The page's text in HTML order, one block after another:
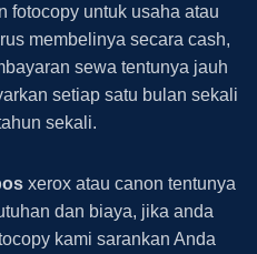
fotocopy untuk usaha atau
membelinya secara cash,
sewa tentunya jauh
setiap satu bulan sekali
sekali.
xerox atau canon tentunya
dan biaya, jika anda
kami sarankan Anda